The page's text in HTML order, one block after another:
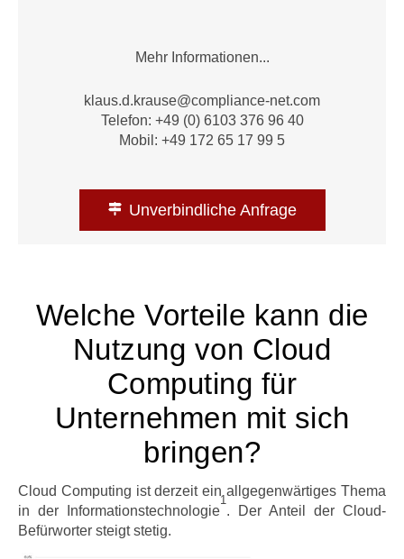
Mehr Informationen...
moc.t
en-ec
nailp
moc@e
suark
.d.su
alk
Telefon: +49 (0) 6103 376 96 40
Mobil: +49 172 65 17 99 5
Unverbindliche Anfrage
Welche Vorteile kann die
Nutzung von Cloud
Computing für
Unternehmen mit sich
bringen?
Cloud Computing ist derzeit ein allgegenwärtiges Thema
in der Informationstechnologie
1
. Der Anteil der Cloud-
Befürworter steigt stetig.